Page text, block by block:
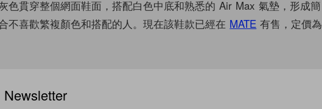
色貫穿整個網面鞋面，搭配白色中底和熟悉的 Air Max 氣墊，形成簡
不喜歡繁複顏色和搭配的人。現在該鞋款已經在 MATE 有售，定價為